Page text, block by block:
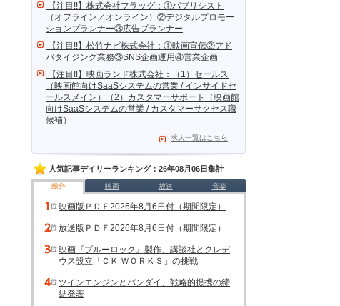
【注目!!】株式会社フラッグ：①パブリシスト
（オフライン／オンライン）②デジタルプロモー
ションプランナー③広告プランナー
【注目!!】松竹ナビ株式会社：①映画宣伝②アド
バタイジング業務③SNS企画運用④営業企画
【注目!!】映画ランド株式会社：（1）セールス
（映画館向けSaaSシステムの営業 / インサイドセ
ールスメイン）（2）カスタマーサポート（映画館
向けSaaSシステムの営業 / カスタマーサクセス職
候補）
求人一覧はこちら
人気記事デイリーランキング：26年08月06日集計
総合 映画 放送 音楽
映画版ＰＤＦ2026年8月6日付（期間限定）
放送版ＰＤＦ2026年8月6日付（期間限定）
映画『ブルーロック』製作、講談社とクレデ
ウス設立「ＣＫ ＷＯＲＫＳ」の挑戦
ツインエンジンとバンダイ、戦略的提携の締
結発表